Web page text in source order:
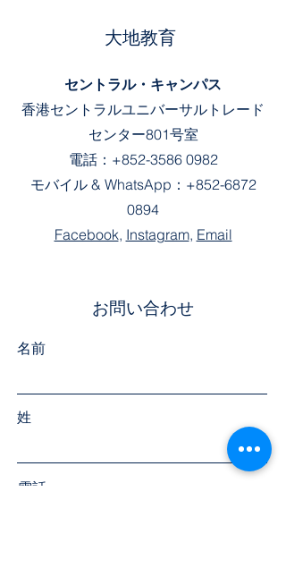
大地教育
セントラル・キャンパス
香港セントラルユニバーサルトレード
センター801号室
電話： +852-3586 0982
モバイル & WhatsApp： +852-6872
0894
Facebook, Instagram, Email
お問い合わせ
名前
姓
電話